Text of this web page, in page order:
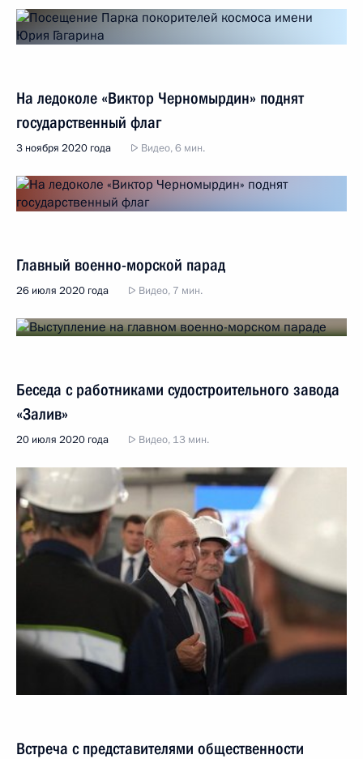
На ледоколе «Виктор Черномырдин» поднят
государственный флаг
3 ноября 2020 года Видео, 6 мин.
Главный военно-морской парад
26 июля 2020 года Видео, 7 мин.
Беседа с работниками судостроительного завода
«Залив»
20 июля 2020 года Видео, 13 мин.
Встреча с представителями общественности